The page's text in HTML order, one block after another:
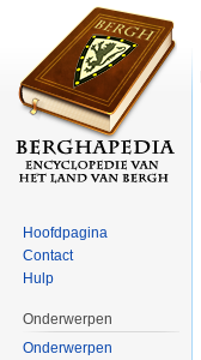
Hoofdpagina
Contact
Hulp
Onderwerpen
Onderwerpen